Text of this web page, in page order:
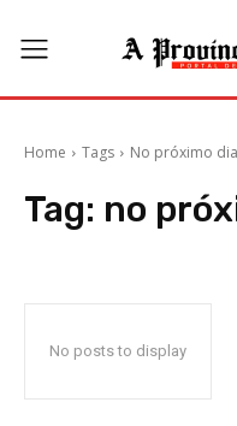
Home Tags No próximo
Tag: no
No posts to display